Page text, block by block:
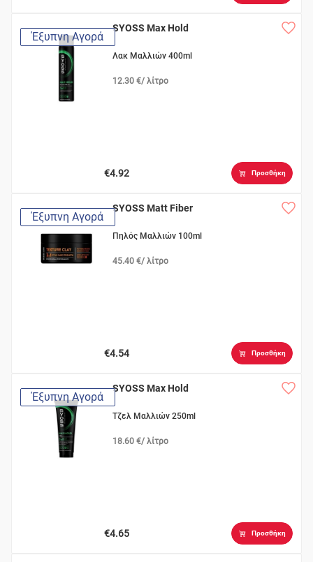
Έξυπνη Αγορά
SYOSS Max Hold
Λακ Μαλλιών 400ml
12.30 €/ λίτρο
€4.92 Προσθήκη
Έξυπνη Αγορά
SYOSS Matt Fiber
Πηλός Μαλλιών 100ml
45.40 €/ λίτρο
€4.54 Προσθήκη
Έξυπνη Αγορά
SYOSS Max Hold
Τζελ Μαλλιών 250ml
18.60 €/ λίτρο
€4.65 Προσθήκη